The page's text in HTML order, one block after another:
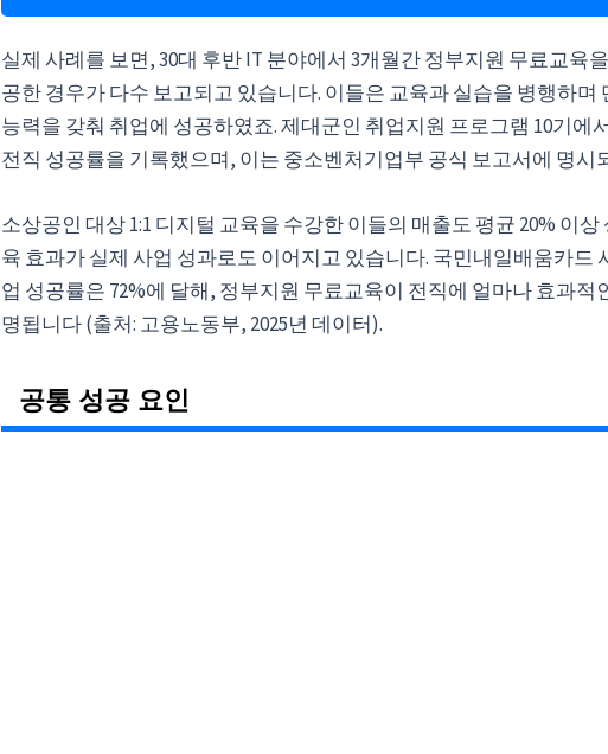
실제 사례를 보면, 30대 후반 IT 분야에서 3개월간 정부지원 무료교육
공한 경우가 다수 보고되고 있습니다. 이들은 교육과 실습을 병행하며
능력을 갖춰 취업에 성공하였죠. 제대군인 취업지원 프로그램 10기에
전직 성공률을 기록했으며, 이는 중소벤처기업부 공식 보고서에 명시
소상공인 대상 1:1 디지털 교육을 수강한 이들의 매출도 평균 20% 이상
육 효과가 실제 사업 성과로도 이어지고 있습니다. 국민내일배움카드
업 성공률은 72%에 달해, 정부지원 무료교육이 전직에 얼마나 효과적
명됩니다 (출처: 고용노동부, 2025년 데이터).
공통 성공 요인